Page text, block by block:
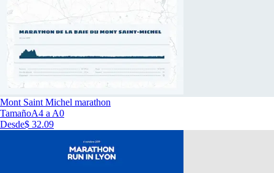
Mont Saint Michel marathon
TamañoA4 a A0
Desde$ 32.09